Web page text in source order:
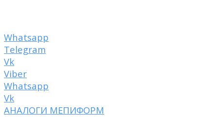
Whatsapp
Telegram
Vk
Viber
Whatsapp
Vk
АНАЛОГИ МЕПИФОРМ